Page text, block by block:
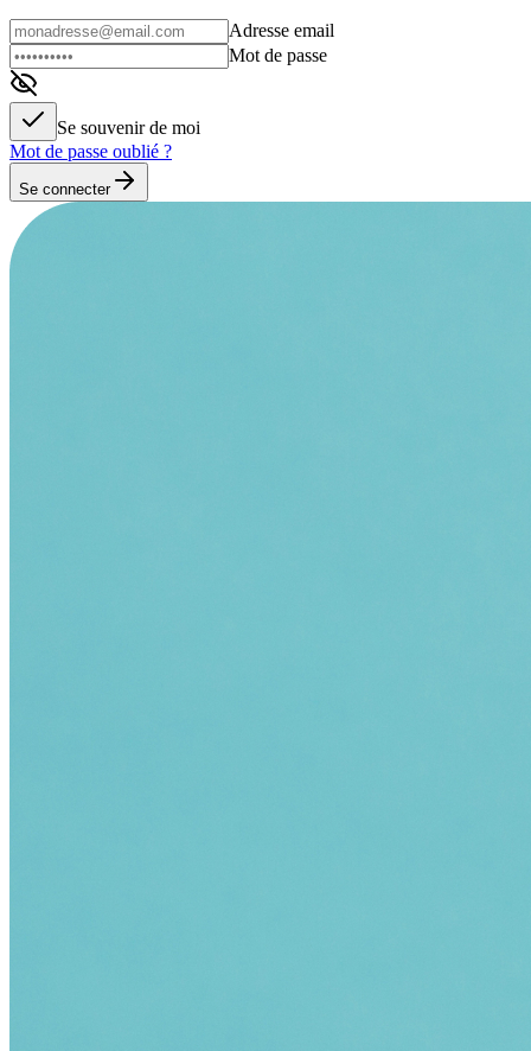
Adresse email
Mot de passe
Se souvenir de moi
Mot de passe oublié ?
Se connecter